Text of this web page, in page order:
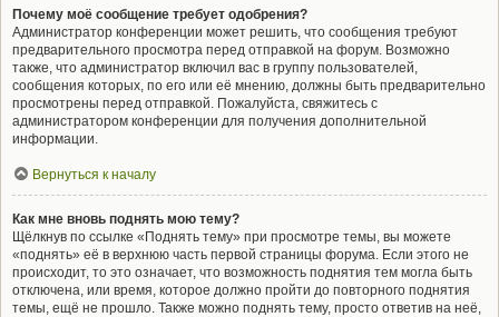
Почему моё сообщение требует одобрения?
Администратор конференции может решить, что сообщения требуют
предварительного просмотра перед отправкой на форум. Возможно
также, что администратор включил вас в группу пользователей,
сообщения которых, по его или её мнению, должны быть предварительно
просмотрены перед отправкой. Пожалуйста, свяжитесь с
администратором конференции для получения дополнительной
информации.
Вернуться к началу
Как мне вновь поднять мою тему?
Щёлкнув по ссылке «Поднять тему» при просмотре темы, вы можете
«поднять» её в верхнюю часть первой страницы форума. Если этого не
происходит, то это означает, что возможность поднятия тем могла быть
отключена, или время, которое должно пройти до повторного поднятия
темы, ещё не прошло. Также можно поднять тему, просто ответив на неё,